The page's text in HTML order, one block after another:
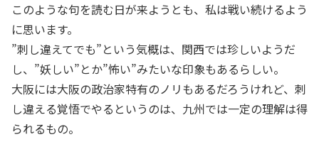
このような句を読む日が来ようとも、私は戦い続けるよう
に思います。
”刺し違えてでも”という気概は、関西では珍しいようだ
し、”妖しい”とか”怖い”みたいな印象もあるらしい。
大阪には大阪の政治家特有のノリもあるだろうけれど、刺
し違える覚悟でやるというのは、九州では一定の理解は得
られるもの。